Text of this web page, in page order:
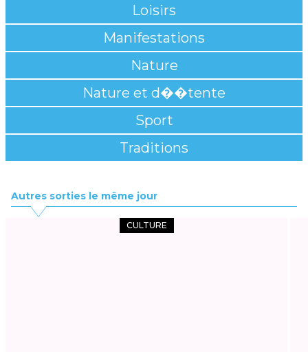
Loisirs
Manifestations
Nature
Nature et d��tente
Sport
Traditions
Autres sorties le même jour
CULTURE